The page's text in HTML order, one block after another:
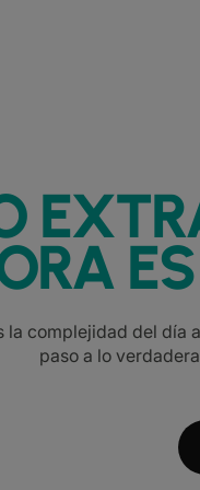
la complejidad del día
paso a lo